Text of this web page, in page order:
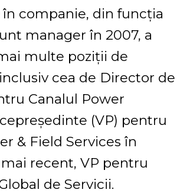
în companie, din funcția
manager în 2007, a
multe poziții de
cea de Director de
Canalul Power
(VP) pentru
& Field Services în
recent, VP pentru
de Servicii.